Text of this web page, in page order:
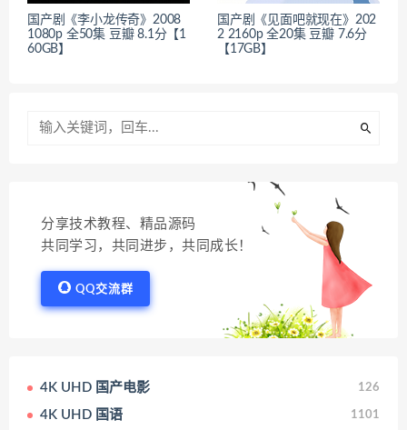
国产剧《李小龙传奇》2008
1080p 全50集 豆瓣 8.1分【1
60GB】
国产剧《见面吧就现在》202
2 2160p 全20集 豆瓣 7.6分
【17GB】
分享技术教程、精品源码
共同学习，共同进步，共同成长！
QQ交流群
4K UHD 国产电影 126
4K UHD 国语 1101